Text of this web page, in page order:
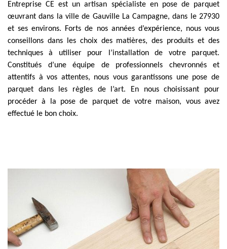
Entreprise CE est un artisan spécialiste en pose de parquet
œuvrant dans la ville de Gauville La Campagne, dans le 27930
et ses environs. Forts de nos années d’expérience, nous vous
conseillons dans les choix des matières, des produits et des
techniques à utiliser pour l’installation de votre parquet.
Constitués d’une équipe de professionnels chevronnés et
attentifs à vos attentes, nous vous garantissons une pose de
parquet dans les règles de l’art. En nous choisissant pour
procéder à la pose de parquet de votre maison, vous avez
effectué le bon choix.